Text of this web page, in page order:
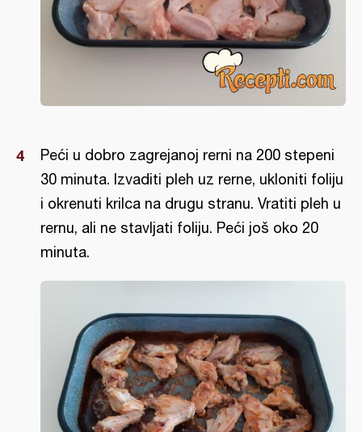
Peći u dobro zagrejanoj rerni na 200 stepeni
30 minuta. Izvaditi pleh uz rerne, ukloniti foliju
i okrenuti krilca na drugu stranu. Vratiti pleh u
rernu, ali ne stavljati foliju. Peći još oko 20
minuta.